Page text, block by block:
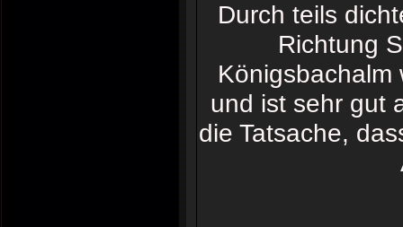
Durch teils
Richtung
Königsbachalm
und ist sehr gut
die Tatsache,